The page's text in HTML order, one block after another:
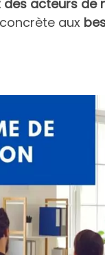
acteurs de
aux